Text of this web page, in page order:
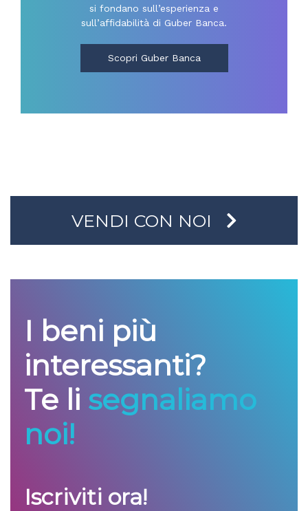
si fondano sull’esperienza e
sull’affidabilità di Guber Banca.
Scopri Guber Banca
VENDI CON NOI
I beni più
interessanti?
Te li segnaliamo
noi!
Iscriviti ora!